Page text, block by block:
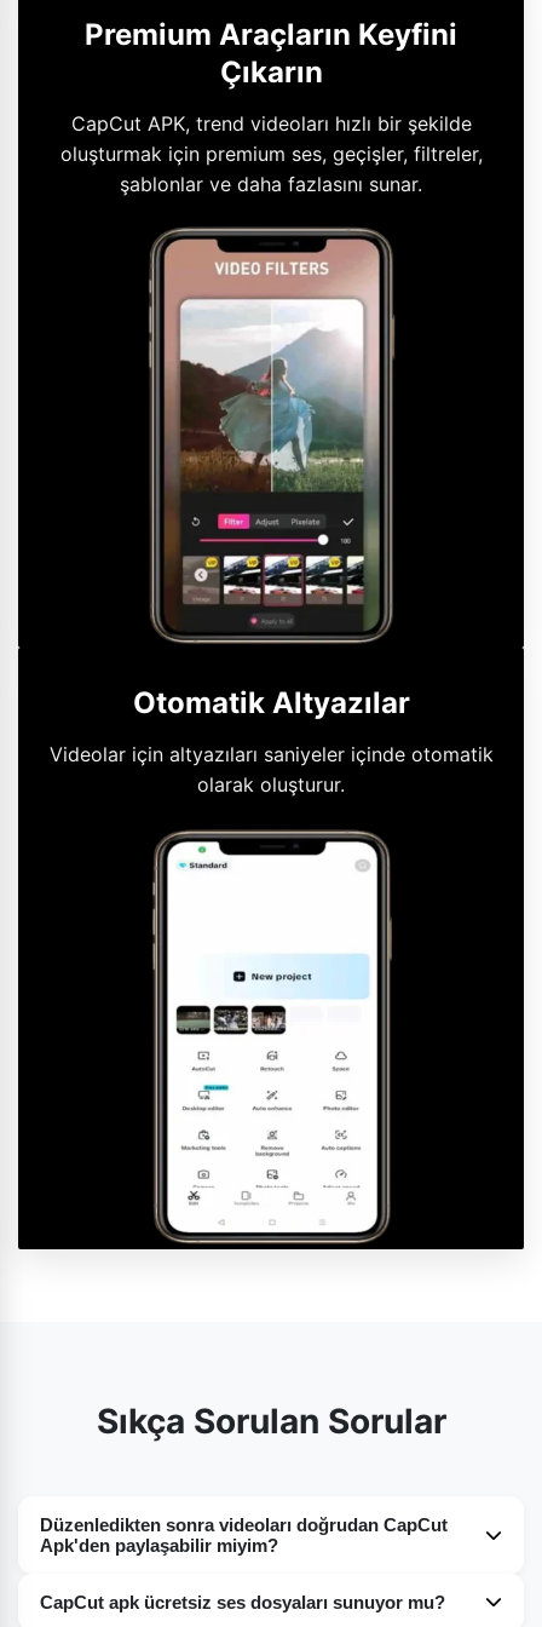
Premium Araçların Keyfini
Çıkarın
CapCut APK, trend videoları hızlı bir şekilde
oluşturmak için premium ses, geçişler, filtreler,
şablonlar ve daha fazlasını sunar.
Otomatik Altyazılar
Videolar için altyazıları saniyeler içinde otomatik
olarak oluşturur.
Sıkça Sorulan Sorular
Düzenledikten sonra videoları doğrudan CapCut
Apk'den paylaşabilir miyim?
kullanıcılara düzenlenmiş dosyalarını paylaşmak isteyip
CapCut apk ücretsiz ses dosyaları sunuyor mu?